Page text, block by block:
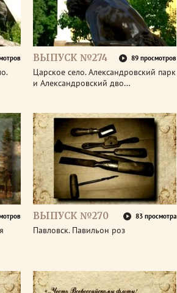
ВЫПУСК №274 89 просмотров
Царское село. Александровский парк
и Александровский дво…
ВЫПУСК №270 83 просмотра
Павловск. Павильон роз